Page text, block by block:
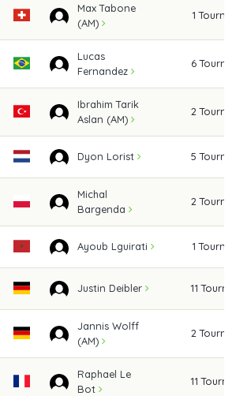
Max Tabone
(AM)
1
Lucas
Fernandez
6
Ibrahim Tarik
Aslan (AM)
2
Dyon Lorist 5
Michal
Bargenda
2
Ayoub Lguirati 1
Justin Deibler 11
Jannis Wolff
(AM)
2
Raphael Le
Bot
11